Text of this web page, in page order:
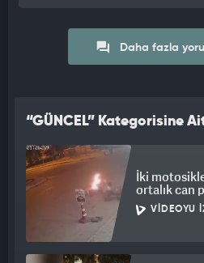
Daha fazla
“GÜNCEL” Kategorisine
İki
ortalık can
VIDEOYU